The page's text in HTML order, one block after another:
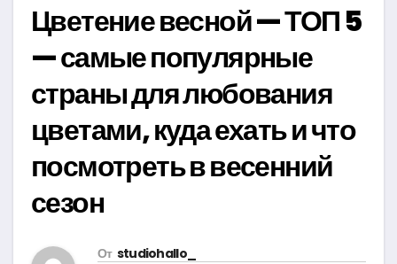
Цветение весной — ТОП 5
— самые популярные
страны для любования
цветами, куда ехать и что
посмотреть в весенний
сезон
От studiohallo_